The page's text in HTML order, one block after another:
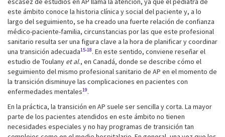
este ámbito conoce la historia clínica y social del paciente y, a lo
largo del seguimiento, se ha creado una fuerte relación de confianza
médico-paciente-familia, circunstancias por las que este profesional
sanitario resulta ser una figura clave a la hora de planificar y coordinar
una transición adecuada15-18. En este sentido, conviene reseñar el
estudio de Toulany et al., en Canadá, donde se describe cómo el
seguimiento del mismo profesional sanitario de AP en el momento de
la transición disminuye las complicaciones en pacientes con
enfermedades mentales19.
En la práctica, la transición en AP suele ser sencilla y corta. La mayor
parte de los pacientes atendidos en este ámbito no tienen
necesidades especiales y no hay programas de transición tan